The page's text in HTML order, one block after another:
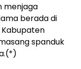
menjaga
berada di
Kabupaten
spanduk